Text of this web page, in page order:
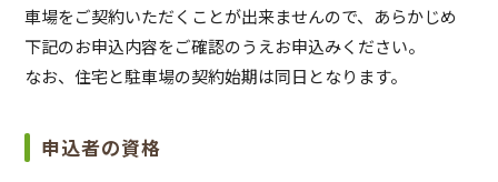
車場をご契約いただくことが出来ませんので、あらかじめ
下記のお申込内容をご確認のうえお申込みください。
なお、住宅と駐車場の契約始期は同日となります。
申込者の資格